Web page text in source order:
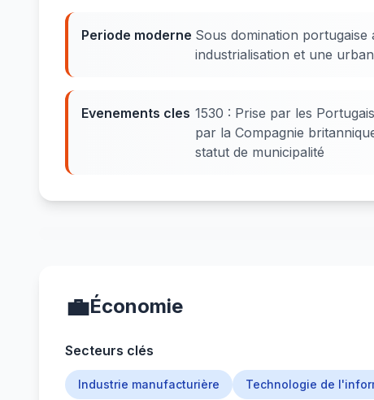
Periode moderne Sous domination
industrialisation et une
Evenements cles 1530 : Prise par les
par la Compagnie
statut de municipalité
💼Économie
Secteurs clés
Industrie manufacturière Technologie de